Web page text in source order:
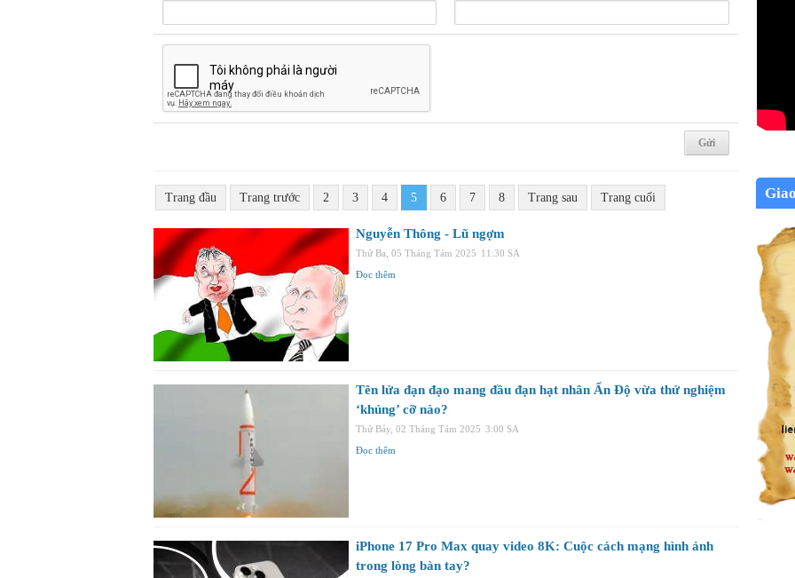
Trang đầu Trang trước 2 3 4 5 6 7 8 Trang sau Trang cuối
Nguyễn Thông - Lũ ngợm
Thứ Ba, 05 Tháng Tám 2025 11:30 SA
Đọc thêm
Tên lửa đạn đạo mang đầu đạn hạt nhân Ấn Độ vừa thử nghiệm
‘khủng’ cỡ nào?
Thứ Bảy, 02 Tháng Tám 2025 3:00 SA
Đọc thêm
iPhone 17 Pro Max quay video 8K: Cuộc cách mạng hình ảnh
trong lòng bàn tay?